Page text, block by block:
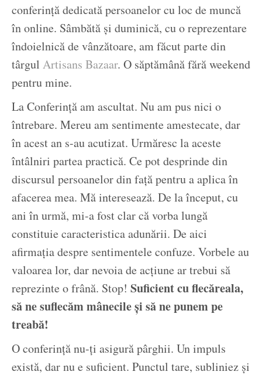
conferință dedicată persoanelor cu loc de muncă
în online. Sâmbătă și duminică, cu o reprezentare
îndoielnică de vânzătoare, am făcut parte din
târgul Artisans Bazaar. O săptămână fără weekend
pentru mine.
La Conferință am ascultat. Nu am pus nici o
întrebare. Mereu am sentimente amestecate, dar
în acest an s-au acutizat. Urmăresc la aceste
întâlniri partea practică. Ce pot desprinde din
discursul persoanelor din față pentru a aplica în
afacerea mea. Mă interesează. De la început, cu
ani în urmă, mi-a fost clar că vorba lungă
constituie caracteristica adunării. De aici
afirmația despre sentimentele confuze. Vorbele au
valoarea lor, dar nevoia de acțiune ar trebui să
reprezinte o frână. Stop! Suficient cu flecăreala,
să ne suflecăm mânecile și să ne punem pe
treabă!
O conferință nu-ți asigură pârghii. Un impuls
există, dar nu e suficient. Punctul tare, subliniez și